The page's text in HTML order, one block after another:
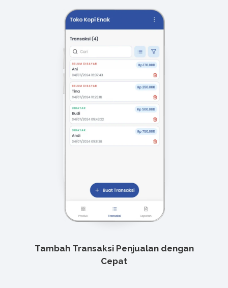
Tambah Transaksi Penjualan dengan
Cepat